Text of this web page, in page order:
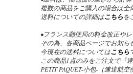
複数の商品をご購入の場合は全
送料についての詳細はこちらを
•フランス郵便局の料金改正や
その為、各商品ページでお知ら
今現在の送料についてはこちら
この商品1点のみをご注文で『
PETIT PAQUET-小包-（速達航